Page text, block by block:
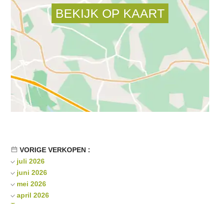
VORIGE VERKOPEN :
juli 2026
juni 2026
mei 2026
april 2026